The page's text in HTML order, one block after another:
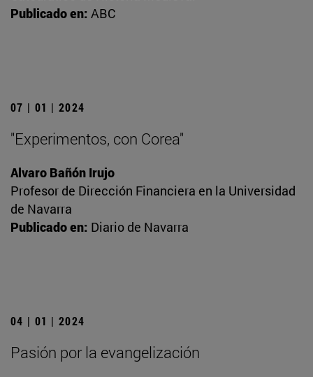
Publicado en: ABC
07 | 01 | 2024
"Experimentos, con Corea"
Alvaro Bañón Irujo
Profesor de Dirección Financiera en la Universidad
de Navarra
Publicado en: Diario de Navarra
04 | 01 | 2024
Pasión por la evangelización